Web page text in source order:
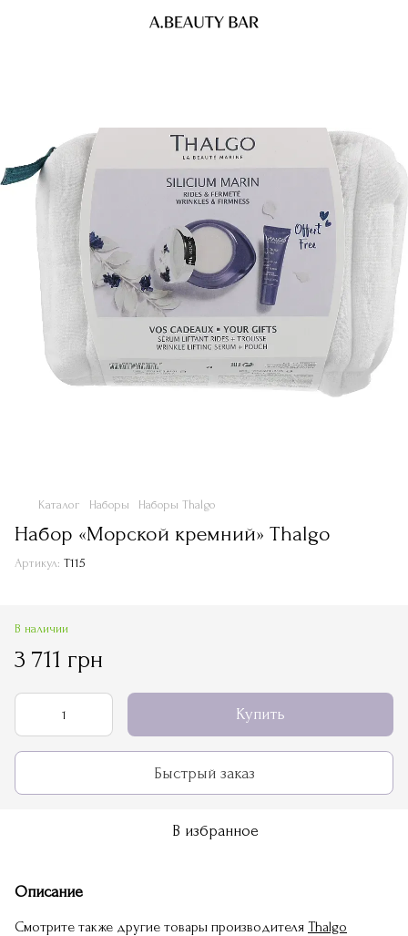
Каталог Наборы Наборы Thalgo
Набор «Морской кремний» Thalgo
Артикул: Т115
В наличии
3 711 грн
Купить
Быстрый заказ
В избранное
Описание
Смотрите также другие товары производителя Thalgo